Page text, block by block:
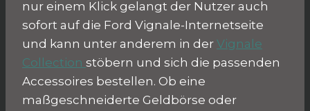
nur einem Klick gelangt der Nutzer auch
sofort auf die Ford Vignale-Internetseite
und kann unter anderem in der Vignale
Collection stöbern und sich die passenden
Accessoires bestellen. Ob eine
maßgeschneiderte Geldbörse oder